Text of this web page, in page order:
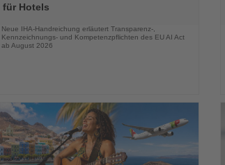
die
für Hotels
Neue IHA-Handreichung erläutert Transparenz-,
Kennzeichnungs- und Kompetenzpflichten des EU AI Act
ab August 2026